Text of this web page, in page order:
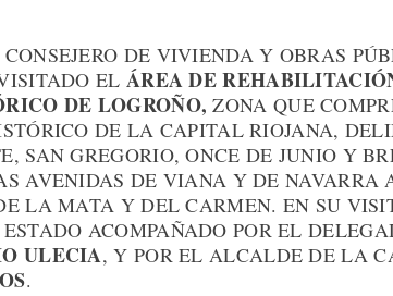
DE VIVIENDA Y OBRAS
EL ÁREA DE
DE LOGROÑO, ZONA QUE
DE LA CAPITAL RIOJANA,
SAN GREGORIO, ONCE DE JUNIO Y
AVENIDAS DE VIANA Y DE NAVARRA
LA MATA Y DEL CARMEN. EN SU
ACOMPAÑADO POR EL
ULECIA, Y POR EL ALCALDE DE LA
.